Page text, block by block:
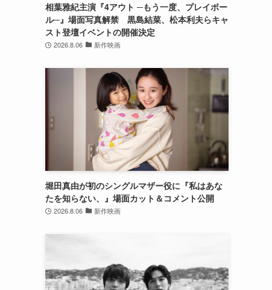
相葉雅紀主演『4アウト ─もう一度、プレイボー
ル─』場面写真解禁 黒島結菜、松本利夫らキャ
スト登壇イベントの開催決定
2026.8.06 新作映画
堀田真由が初のシングルマザー役に『私はあな
たを知らない、』場面カット＆コメント公開
2026.8.06 新作映画